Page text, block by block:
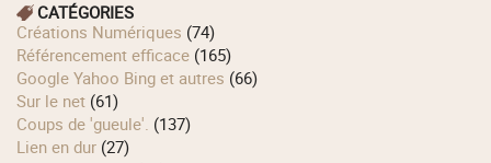
CATÉGORIES
Créations Numériques (74)
Référencement efficace (165)
Google Yahoo Bing et autres (66)
Sur le net (61)
Coups de 'gueule'. (137)
Lien en dur (27)